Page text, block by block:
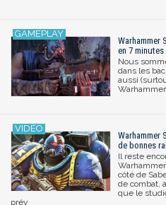
Warhammer
en 7
Nous
dans les
aussi
Warhammer
de bonnes
Il reste
côté de
de combat,
que le
prév